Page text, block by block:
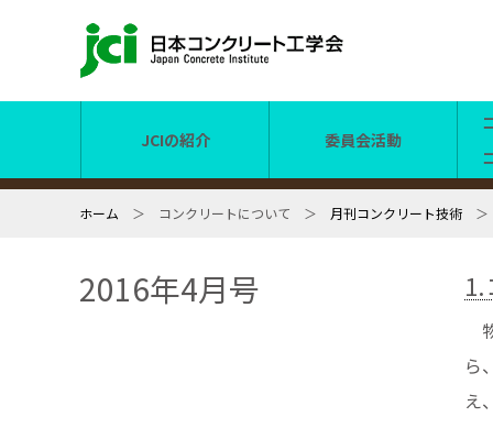
JCIの紹介 委員会活動
ホーム ＞ コンクリートについて ＞ 月刊コンクリート技術
2016年4月号
ら
え